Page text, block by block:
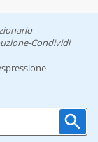
Condividi